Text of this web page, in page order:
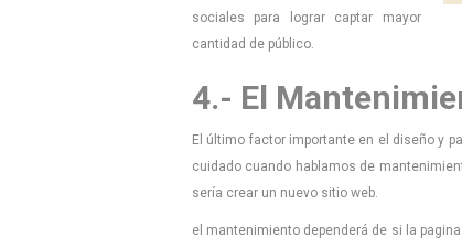
sociales para lograr captar mayor
cantidad de público.
4.- El
El último factor importante en el diseño y
cuidado cuando hablamos de
sería crear un nuevo sitio web.
el mantenimiento dependerá de si la